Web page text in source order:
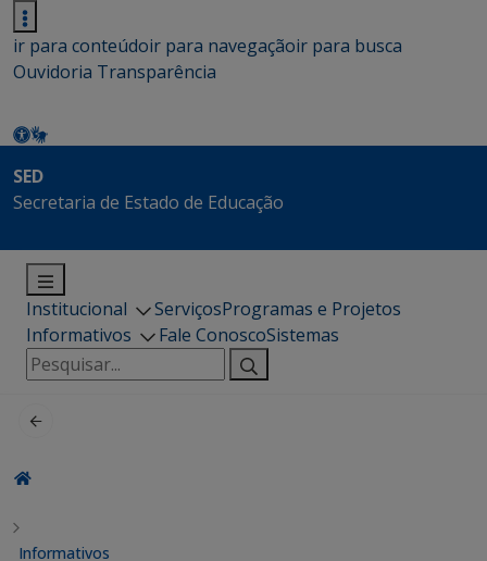
ir para conteúdoir para navegaçãoir para busca
Ouvidoria Transparência
SED
Secretaria de Estado de Educação
Institucional ServiçosProgramas e Projetos
Informativos
Fale ConoscoSistemas
Pesquisar
por:
Informativos